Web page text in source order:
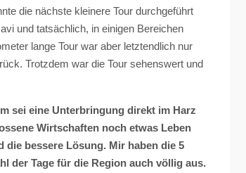
die nächste kleinere Tour durchgeführt
und tatsächlich, in einigen Bereichen
lange Tour war aber letztendlich nur
Trotzdem war die Tour sehenswert und
sei eine Unterbringung direkt im Harz
Wirtschaften noch etwas Leben
bessere Lösung. Mir haben die 5
der Tage für die Region auch völlig aus.